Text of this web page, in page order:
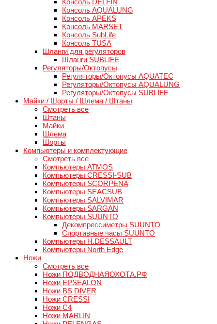
Консоль DELFIN
Консоль AQUALUNG
Консоль APEKS
Консоль MARSET
Консоль SubLife
Консоль TUSA
Шланги для регуляторов
Шланги SUBLIFE
Регуляторы/Октопусы
Регуляторы/Октопусы AQUATEC
Регуляторы/Октопусы AQUALUNG
Регуляторы/Октопусы SUBLIFE
Майки / Шорты / Шлема / Штаны
Смотреть все
Штаны
Майки
Шлема
Шорты
Компьютеры и комплектующие
Смотреть все
Компьютеры ATMOS
Компьютеры CRESSI-SUB
Компьютеры SCORPENA
Компьютеры SEACSUB
Компьютеры SALVIMAR
Компьютеры SARGAN
Компьютеры SUUNTO
Декомпрессиметры SUUNTO
Спортивные часы SUUNTO
Компьютеры H.DESSAULT
Компьютеры North Edge
Ножи
Смотреть все
Ножи ПОДВОДНАЯОХОТА.РФ
Ножи EPSEALON
Ножи BS DIVER
Ножи CRESSI
Ножи C4
Ножи MARLIN